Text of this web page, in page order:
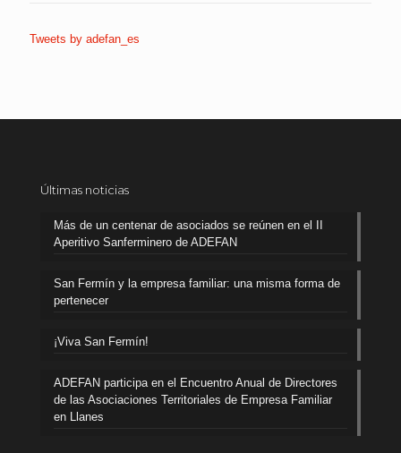
Tweets by adefan_es
Últimas noticias
Más de un centenar de asociados se reúnen en el II
Aperitivo Sanferminero de ADEFAN
San Fermín y la empresa familiar: una misma forma de
pertenecer
¡Viva San Fermín!
ADEFAN participa en el Encuentro Anual de Directores
de las Asociaciones Territoriales de Empresa Familiar
en Llanes